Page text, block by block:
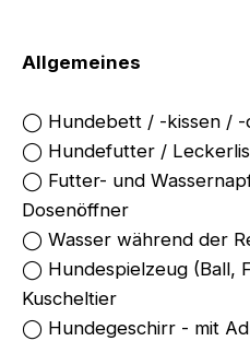
Allgemeines
◯ Hundebett / -kissen / -
◯ Hundefutter /
◯ Futter- und
Dosenöffner
◯ Wasser während der
◯ Hundespielzeug (Ball,
Kuscheltier
◯ Hundegeschirr - mit